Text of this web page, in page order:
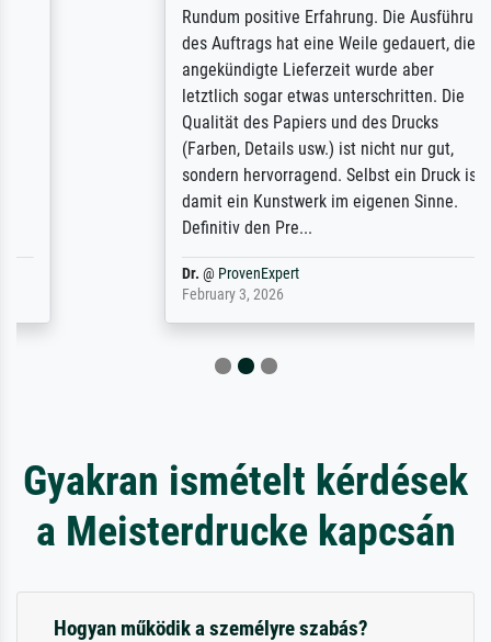
Rundum positive Erfahrung. Die Ausführung
des Auftrags hat eine Weile gedauert, die
angekündigte Lieferzeit wurde aber
letztlich sogar etwas unterschritten. Die
Qualität des Papiers und des Drucks
(Farben, Details usw.) ist nicht nur gut,
sondern hervorragend. Selbst ein Druck ist
damit ein Kunstwerk im eigenen Sinne.
Definitiv den Pre...
ProvenExpert
February 3, 2026
Gyakran ismételt kérdések
a Meisterdrucke kapcsán
Hogyan működik a személyre szabás?